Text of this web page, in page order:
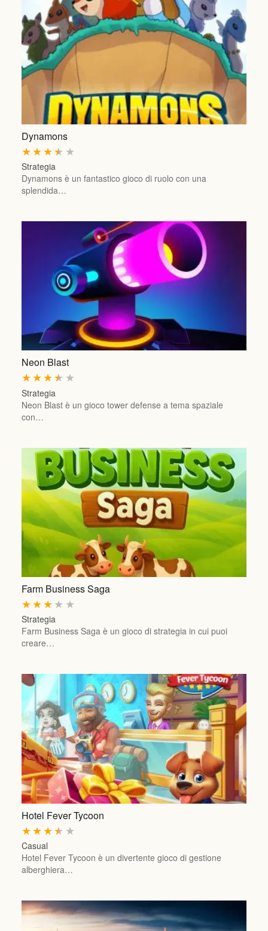
Dynamons
★
★
★
★
★
Strategia
Dynamons è un fantastico gioco di ruolo con una
splendida…
Neon Blast
★
★
★
★
★
Strategia
Neon Blast è un gioco tower defense a tema spaziale
con…
Farm Business Saga
★
★
★
★
★
Strategia
Farm Business Saga è un gioco di strategia in cui puoi
creare…
Hotel Fever Tycoon
★
★
★
★
★
Casual
Hotel Fever Tycoon è un divertente gioco di gestione
alberghiera…